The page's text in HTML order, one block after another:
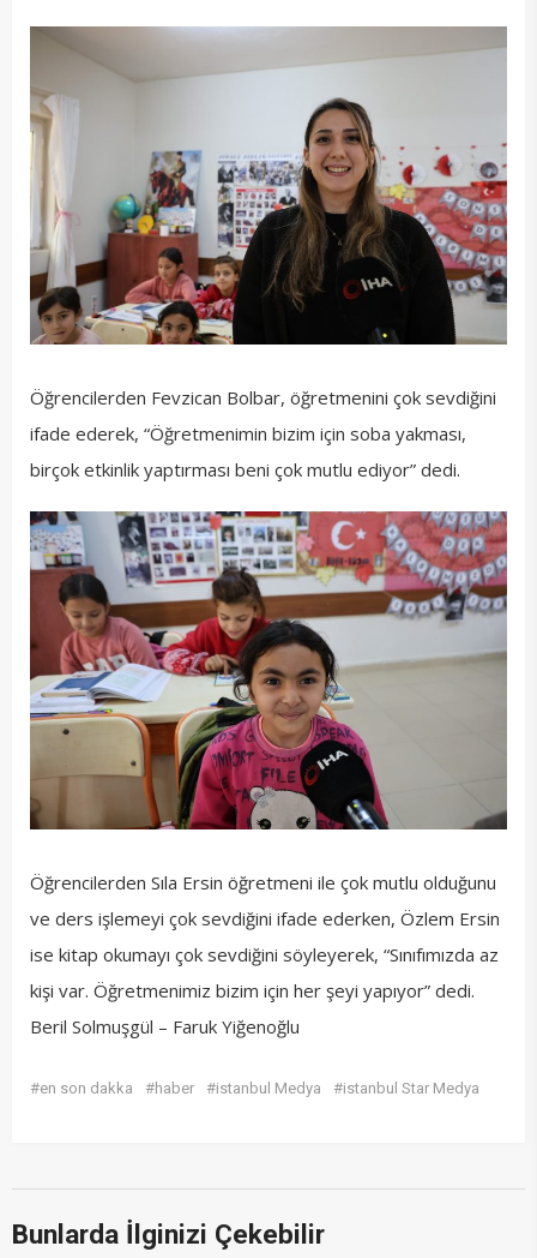
Öğrencilerden Fevzican Bolbar, öğretmenini çok sevdiğini
ifade ederek, “Öğretmenimin bizim için soba yakması,
birçok etkinlik yaptırması beni çok mutlu ediyor” dedi.
Öğrencilerden Sıla Ersin öğretmeni ile çok mutlu olduğunu
ve ders işlemeyi çok sevdiğini ifade ederken, Özlem Ersin
ise kitap okumayı çok sevdiğini söyleyerek, “Sınıfımızda az
kişi var. Öğretmenimiz bizim için her şeyi yapıyor” dedi.
Beril Solmuşgül – Faruk Yiğenoğlu
#en son dakka #haber #istanbul Medya #istanbul Star Medya
Bunlarda İlginizi Çekebilir